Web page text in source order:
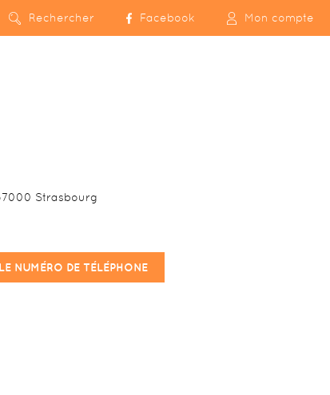
Rechercher Facebook Mon compte
Strasbourg
NUMÉRO DE TÉLÉPHONE